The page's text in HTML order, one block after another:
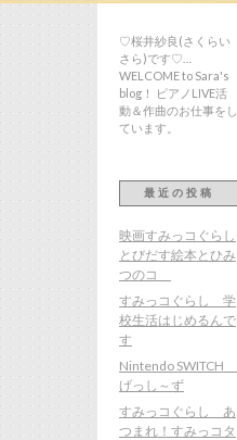
♡桜井紗良(さくらい
さら)です♡…
WELCOME to Sara's
blog！ ピアノLIVE活
動＆作曲のお仕事をし
ています。
最近の投稿
映画すみっコぐらし
とびだす絵本とひみ
つのコ
すみっコぐらし 学
校生活はじめるんで
す
Nintendo SWITCH
げっし～ず
すみっコぐらし あ
つまれ！すみっコタ